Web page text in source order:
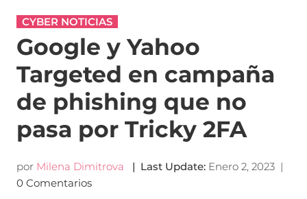
CYBER NOTICIAS
Google y Yahoo
Targeted en campaña
de phishing que no
pasa por Tricky 2FA
por Milena Dimitrova | Last Update: Enero 2, 2023|
0 Comentarios